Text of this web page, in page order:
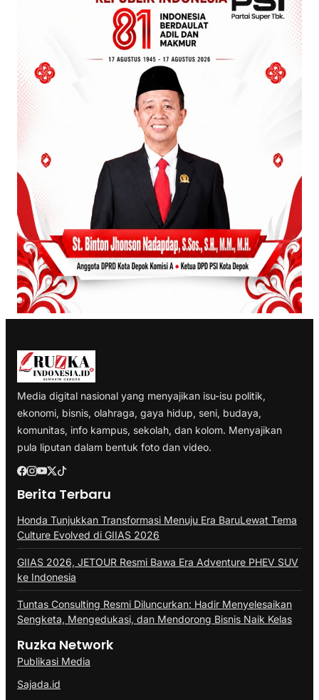
Media digital nasional yang menyajikan isu-isu politik,
ekonomi, bisnis, olahraga, gaya hidup, seni, budaya,
komunitas, info kampus, sekolah, dan kolom. Menyajikan
pula liputan dalam bentuk foto dan video.
Berita Terbaru
Honda Tunjukkan Transformasi Menuju Era BaruLewat Tema
Culture Evolved di GIIAS 2026
GIIAS 2026, JETOUR Resmi Bawa Era Adventure PHEV SUV
ke Indonesia
Tuntas Consulting Resmi Diluncurkan: Hadir Menyelesaikan
Sengketa, Mengedukasi, dan Mendorong Bisnis Naik Kelas
Ruzka Network
Publikasi Media
Sajada.id